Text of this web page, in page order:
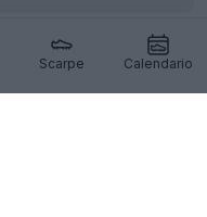
Scarpe Calendario